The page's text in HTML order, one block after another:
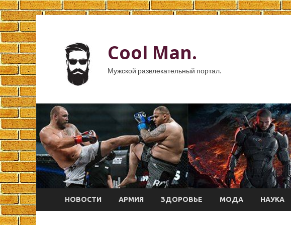
Cool Man.
Мужской развлекательный портал.
НОВОСТИ АРМИЯ ЗДОРОВЬЕ МОДА НАУКА